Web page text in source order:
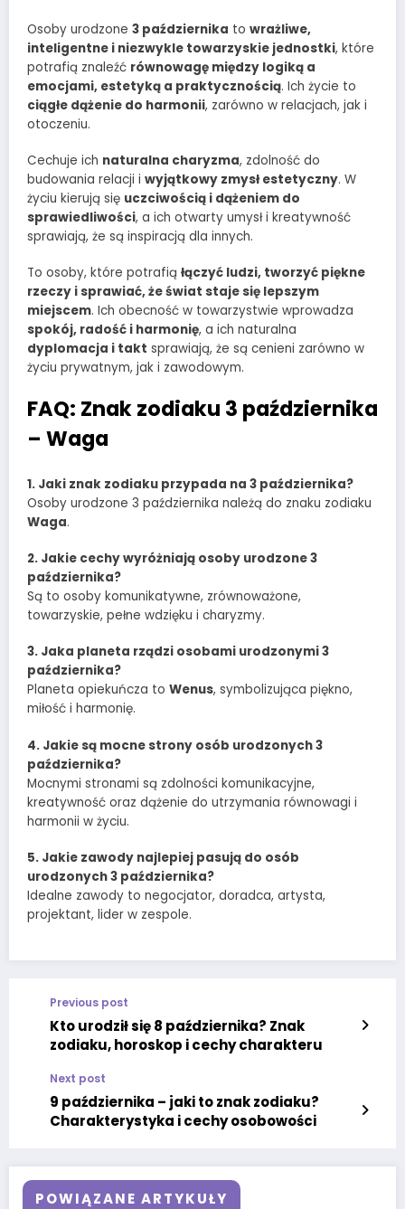
Osoby urodzone 3 października to wrażliwe,
inteligentne i niezwykle towarzyskie jednostki, które
potrafią znaleźć równowagę między logiką a
emocjami, estetyką a praktycznością. Ich życie to
ciągłe dążenie do harmonii, zarówno w relacjach, jak i
otoczeniu.
Cechuje ich naturalna charyzma, zdolność do
budowania relacji i wyjątkowy zmysł estetyczny. W
życiu kierują się uczciwością i dążeniem do
sprawiedliwości, a ich otwarty umysł i kreatywność
sprawiają, że są inspiracją dla innych.
To osoby, które potrafią łączyć ludzi, tworzyć piękne
rzeczy i sprawiać, że świat staje się lepszym
miejscem. Ich obecność w towarzystwie wprowadza
spokój, radość i harmonię, a ich naturalna
dyplomacja i takt sprawiają, że są cenieni zarówno w
życiu prywatnym, jak i zawodowym.
FAQ: Znak zodiaku 3 października
– Waga
1. Jaki znak zodiaku przypada na 3 października?
Osoby urodzone 3 października należą do znaku zodiaku
Waga.
2. Jakie cechy wyróżniają osoby urodzone 3
października?
Są to osoby komunikatywne, zrównoważone,
towarzyskie, pełne wdzięku i charyzmy.
3. Jaka planeta rządzi osobami urodzonymi 3
października?
Planeta opiekuńcza to Wenus, symbolizująca piękno,
miłość i harmonię.
4. Jakie są mocne strony osób urodzonych 3
października?
Mocnymi stronami są zdolności komunikacyjne,
kreatywność oraz dążenie do utrzymania równowagi i
harmonii w życiu.
5. Jakie zawody najlepiej pasują do osób
urodzonych 3 października?
Idealne zawody to negocjator, doradca, artysta,
projektant, lider w zespole.
Previous post
Kto urodził się 8 października? Znak
zodiaku, horoskop i cechy charakteru
Next post
9 października – jaki to znak zodiaku?
Charakterystyka i cechy osobowości
POWIĄZANE ARTYKUŁY